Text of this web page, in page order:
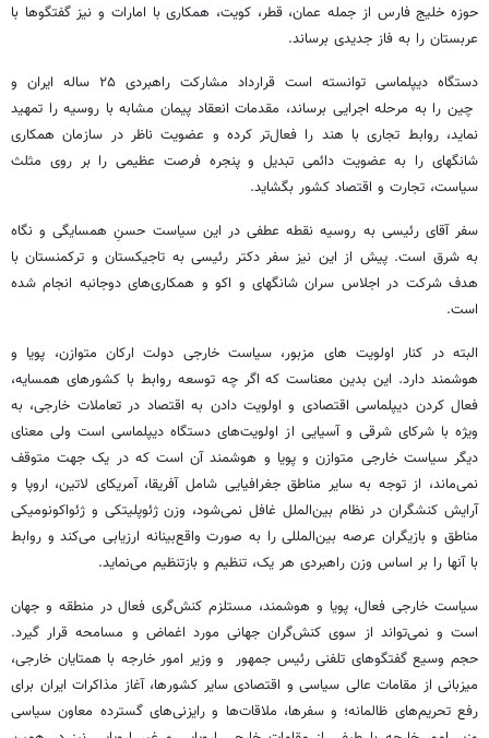
حوزه خلیج فارس از جمله عمان، قطر، کویت، همکاری با امارات و نیز گفتگوها با
عربستان را به فاز جدیدی برساند.
دستگاه دیپلماسی توانسته است قرارداد مشارکت راهبردی ۲۵ ساله ایران و
چین را به مرحله اجرایی برساند، مقدمات انعقاد پیمان مشابه با روسیه را تمهید
نماید، روابط تجاری با هند را فعال‌تر کرده و عضویت ناظر در سازمان همکاری
شانگهای را به عضویت دائمی تبدیل و پنجره فرصت عظیمی را بر روی مثلث
سیاست، تجارت و اقتصاد کشور بگشاید.
سفر آقای رئیسی به روسیه نقطه عطفی در این سیاست حسنِ همسایگی و نگاه
به شرق است. پیش از این نیز سفر دکتر رئیسی به تاجیکستان و ترکمنستان با
هدف شرکت در اجلاس سران شانگهای و اکو و همکاری‌های دوجانبه انجام شده
است.
البته در کنار اولویت های مزبور، سیاست خارجی دولت ارکان متوازن، پویا و
هوشمند دارد. این بدین معناست که اگر چه توسعه روابط با کشورهای همسایه،
فعال کردن دیپلماسی اقتصادی و اولویت دادن به اقتصاد در تعاملات خارجی، به
ویژه با شرکای شرقی و آسیایی از اولویت‌های دستگاه دیپلماسی است ولی معنای
دیگر سیاست خارجی متوازن و پویا و هوشمند آن است که در یک جهت متوقف
نمی‌ماند، از توجه به سایر مناطق جغرافیایی شامل آفریقا، آمریکای لاتین، اروپا و
آرایش کنشگران در نظام بین‌الملل غافل نمی‌شود، وزن ژئوپلیتکی و ژئواکونومیکی
مناطق و بازیگران عرصه بین‌المللی را به صورت واقع‌بینانه ارزیابی می‌کند و روابط
با آنها را بر اساس وزن راهبردی هر یک، تنظیم و بازتنظیم می‌نماید.
سیاست خارجی فعال، پویا و هوشمند، مستلزم کنش‌گری فعال در منطقه و جهان
است و نمی‌تواند از سوی کنش‌گران جهانی مورد اغماض و مسامحه قرار گیرد.
حجم وسیع گفتگوهای تلفنی رئیس جمهور و وزیر امور خارجه با همتایان خارجی،
میزبانی از مقامات عالی سیاسی و اقتصادی سایر کشورها، آغاز مذاکرات ایران برای
رفع تحریم‌های ظالمانه؛ و سفرها، ملاقات‌ها و رایزنی‌های گسترده معاون سیاسی